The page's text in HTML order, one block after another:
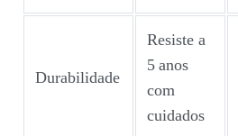
Durabilidade
Resiste a
5 anos
com
cuidados